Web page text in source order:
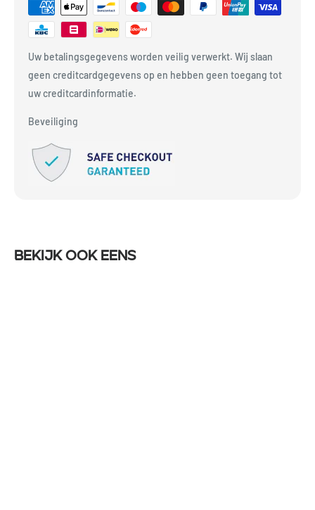
Uw betalingsgegevens worden veilig verwerkt. Wij slaan
geen creditcardgegevens op en hebben geen toegang tot
uw creditcardinformatie.
Beveiliging
Bekijk ook eens